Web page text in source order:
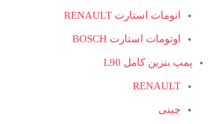
اتومات استارت RENAULT
اوتومات استارت BOSCH
پمپ بنزین کامل L90
RENAULT
چینی